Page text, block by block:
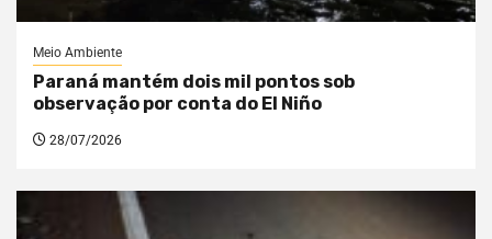
Meio Ambiente
Paraná mantém dois mil pontos sob
observação por conta do El Niño
28/07/2026